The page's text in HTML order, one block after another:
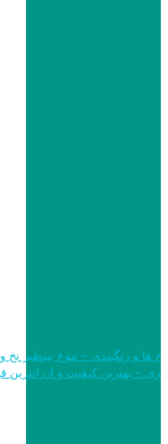
طرح ها و رنگبندی – تنوع بینظیر نخ و